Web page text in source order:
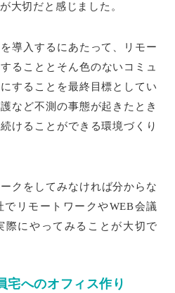
大切だと感じました。
導入するにあたって、リモー
ることとそん色のないコミュ
することを最終目標としてい
など不測の事態が起きたとき
けることができる環境づくり
クをしてみなければ分からな
リモートワークやWEB会議
際にやってみることが大切で
宅へのオフィス作り